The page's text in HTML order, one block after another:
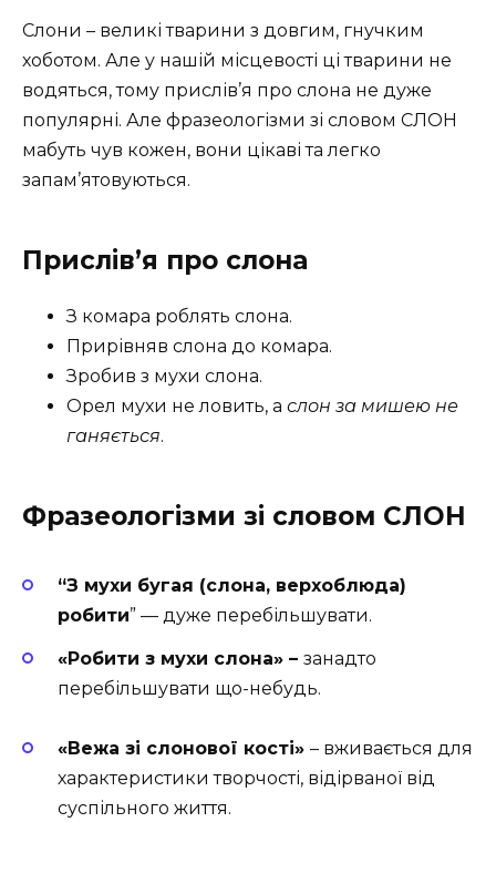
Слони – великі тварини з довгим, гнучким
хоботом. Але у нашій місцевості ці тварини не
водяться, тому прислів’я про слона не дуже
популярні. Але фразеологізми зі словом СЛОН
мабуть чув кожен, вони цікаві та легко
запам’ятовуються.
Прислів’я про слона
З комара роблять слона.
Прирівняв слона до комара.
Зробив з мухи слона.
Орел мухи не ловить, а слон за мишею не
ганяється.
Фразеологізми зі словом СЛОН
“З мухи бугая (слона, верхоблюда)
робити” — дуже перебільшувати.
«Робити з мухи слона» – занадто
перебільшувати що-небудь.
«Вежа зі слонової кості» – вживається для
характеристики творчості, відірваної від
суспільного життя.